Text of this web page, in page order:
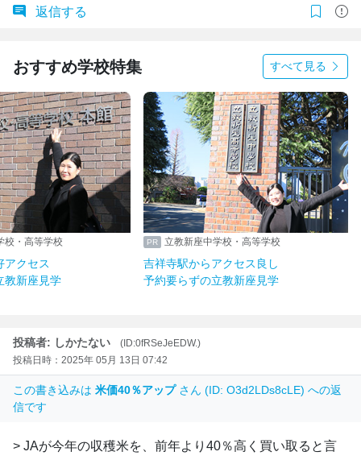
返信する
おすすめ学校特集 すべて見る
校・高等学校
アクセス
教新座見学
立教新座中学校・高等学校
吉祥寺駅からアクセス良し
予約要らずの立教新座見学
投稿者: しかたない
(ID:0fRSeJeEDW.)
投稿日時：2025年 05月 13日 07:42
この書き込みは 米価40％アップ さん (ID: O3d2LDs8cLE) への返
信です
> JAが今年の収穫米を、前年より40％高く買い取ると言